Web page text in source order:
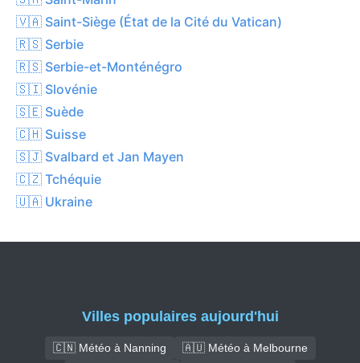
🇻🇦 Saint-Siège (État de la Cité du Vatican)
🇷🇸 Serbie
🇷🇸 Serbie-et-Monténégro
🇸🇮 Slovénie
🇸🇪 Suède
🇨🇭 Suisse
🇸🇯 Svalbard et Jan Mayen
🇨🇿 Tchéquie
🇺🇦 Ukraine
Villes populaires aujourd'hui
🇨🇳 Météo à Nanning
🇦🇺 Météo à Melbourne